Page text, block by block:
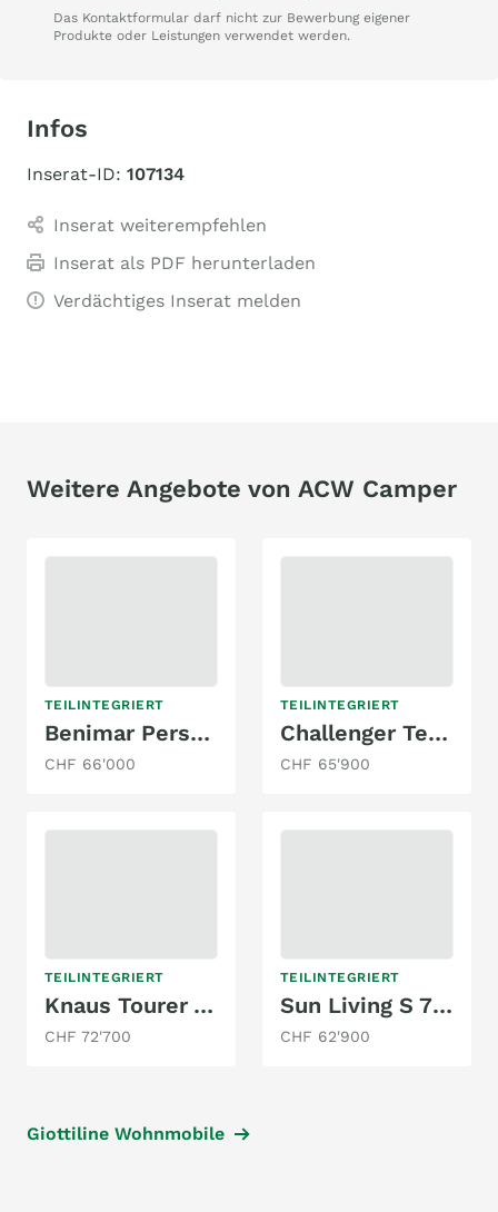
Das Kontaktformular darf nicht zur Bewerbung eigener
Produkte oder Leistungen verwendet werden.
Infos
Inserat-ID: 107134
Inserat weiterempfehlen
Inserat als PDF herunterladen
Verdächtiges Inserat melden
Weitere Angebote von ACW Camper
TEILINTEGRIERT
Benimar Perseo 567
CHF 66'000
TEILINTEGRIERT
Challenger Teilintegriert Ultimate Edition 337
CHF 65'900
TEILINTEGRIERT
Knaus Tourer Van VANSATION 500 MQ
CHF 72'700
TEILINTEGRIERT
Sun Living S 72 DC
CHF 62'900
Giottiline Wohnmobile